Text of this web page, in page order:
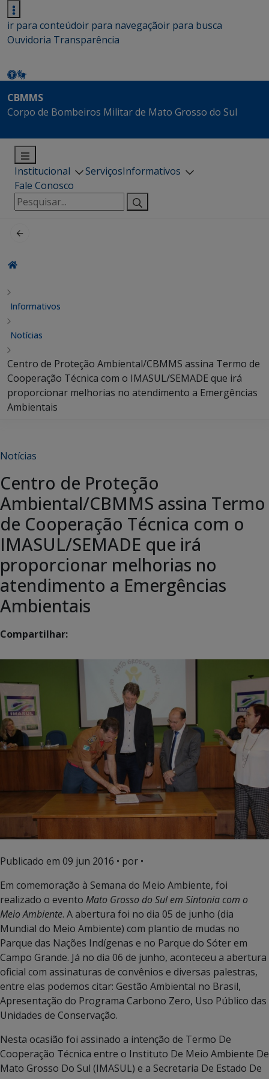
ir para conteúdoir para navegaçãoir para busca
Ouvidoria Transparência
CBMMS
Corpo de Bombeiros Militar de Mato Grosso do Sul
Institucional ServiçosInformativos
Fale Conosco
Pesquisar
por:
Informativos
Notícias
Centro de Proteção Ambiental/CBMMS assina Termo de
Cooperação Técnica com o IMASUL/SEMADE que irá
proporcionar melhorias no atendimento a Emergências
Ambientais
Notícias
Centro de Proteção
Ambiental/CBMMS assina Termo
de Cooperação Técnica com o
IMASUL/SEMADE que irá
proporcionar melhorias no
atendimento a Emergências
Ambientais
Compartilhar:
Publicado em 09 jun 2016 • por •
Em comemoração à Semana do Meio Ambiente, foi
realizado o evento Mato Grosso do Sul em Sintonia com o
Meio Ambiente. A abertura foi no dia 05 de junho (dia
Mundial do Meio Ambiente) com plantio de mudas no
Parque das Nações Indígenas e no Parque do Sóter em
Campo Grande. Já no dia 06 de junho, aconteceu a abertura
oficial com assinaturas de convênios e diversas palestras,
entre elas podemos citar: Gestão Ambiental no Brasil,
Apresentação do Programa Carbono Zero, Uso Público das
Unidades de Conservação.
Nesta ocasião foi assinado a intenção de Termo De
Cooperação Técnica entre o Instituto De Meio Ambiente De
Mato Grosso Do Sul (IMASUL) e a Secretaria De Estado De